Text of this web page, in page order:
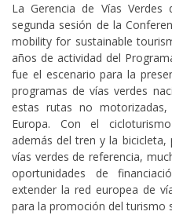
La Gerencia de Vías
segunda sesión de la
mobility for sustainable
años de actividad del
fue el escenario para la
programas de vías verdes
estas rutas no
Europa. Con el
además del tren y la
vías verdes de referencia,
oportunidades de
extender la red europea de
para la promoción del turismo